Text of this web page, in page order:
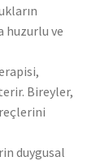
huzurlu ve
Bireyler,
duygusal